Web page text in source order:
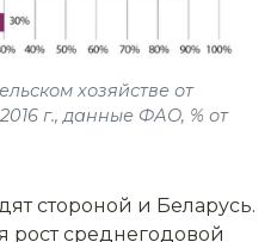
хозяйстве от
г., данные ФАО, % от
стороной и Беларусь.
рост среднегодовой